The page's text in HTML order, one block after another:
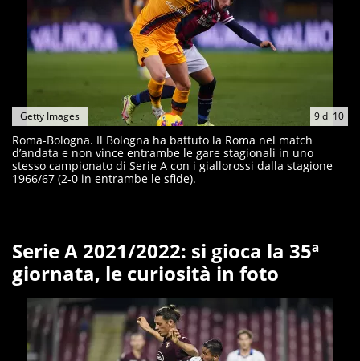
9di 10
Getty Images
Roma-Bologna. Il Bologna ha battuto la Roma nel match
d’andata e non vince entrambe le gare stagionali in uno
stesso campionato di Serie A con i giallorossi dalla stagione
1966/67 (2-0 in entrambe le sfide).
Serie A 2021/2022: si gioca la 35ª
giornata, le curiosità in foto